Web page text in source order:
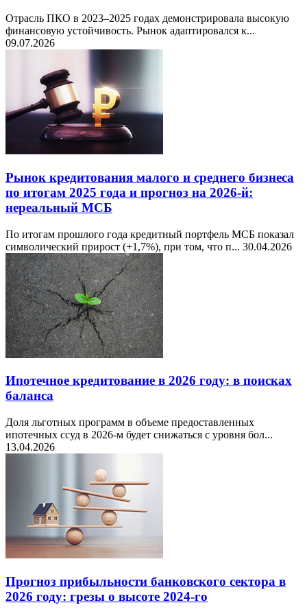
Отрасль ПКО в 2023–2025 годах демонстрировала высокую
финансовую устойчивость. Рынок адаптировался к...
09.07.2026
Рынок кредитования малого и среднего бизнеса
по итогам 2025 года и прогноз на 2026-й:
нереальный МСБ
По итогам прошлого года кредитный портфель МСБ показал
символический прирост (+1,7%), при том, что п... 30.04.2026
Ипотечное кредитование в 2026 году: в поисках
баланса
Доля льготных программ в объеме предоставленных
ипотечных ссуд в 2026-м будет снижаться с уровня бол...
13.04.2026
Прогноз прибыльности банковского сектора в
2026 году: грезы о высоте 2024-го